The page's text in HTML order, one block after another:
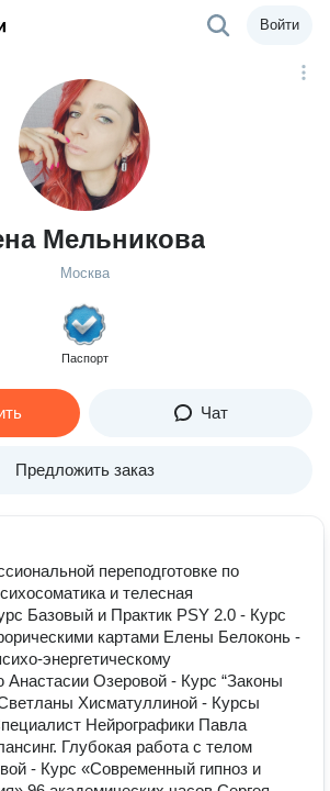
Войти
Мельникова
Москва
Паспорт
Чат
Предложить заказ
переподготовке по
и телесная
Базовый и Практик PSY 2.0 - Курс
картами Елены Белоконь -
энергетическому
Анастасии Озеровой - Курс “Законы
Хисматуллиной - Курсы
Нейрографики Павла
Глубокая работа с телом
- Курс «Современный гипноз и